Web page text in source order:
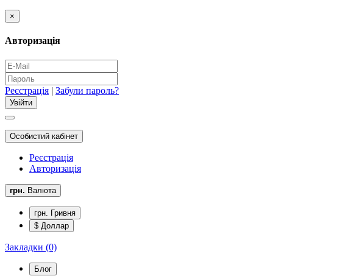
×
Авторизація
Реєстрація | Забули пароль?
Особистий кабінет
Реєстрація
Авторизація
грн. Валюта
грн. Гривня
$ Доллар
Закладки (0)
Блог